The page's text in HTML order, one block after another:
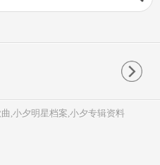
,小夕明星档案,小夕专辑资料